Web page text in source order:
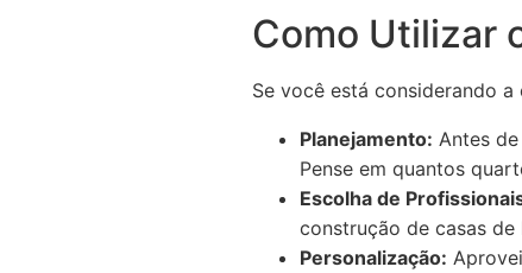
Como Utilizar
Se você está considerando
Planejamento: Antes
Pense em quantos
Escolha de
construção de casas de
Personalização: